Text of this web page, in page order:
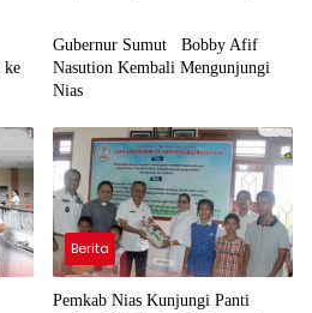
ke
Gubernur Sumut Bobby Afif
Nasution Kembali Mengunjungi
Nias
Berita
Pemkab Nias Kunjungi Panti